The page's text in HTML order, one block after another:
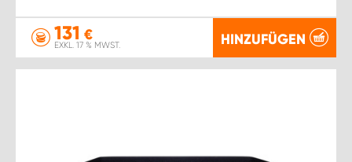
131 €
EXKL. 17 % MWST. HINZUFÜGEN